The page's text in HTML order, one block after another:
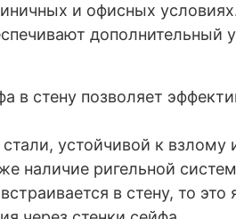
и офисных
дополнительный
в стену позволяет
устойчивой к взлому
наличие ригельной
в стену, то это